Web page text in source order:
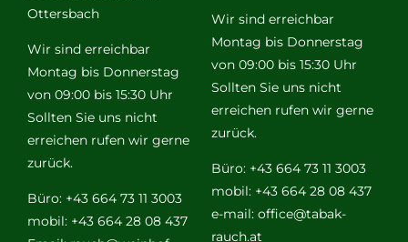
Ottersbach
Wir sind erreichbar
Montag bis Donnerstag
von 09:00 bis 15:30 Uhr
Sollten Sie uns nicht
erreichen rufen wir gerne
zurück.
Büro: +43 664 73 11 3003
mobil: +43 664 28 08 437
Wir sind erreichbar
Montag bis Donnerstag
von 09:00 bis 15:30 Uhr
Sollten Sie uns nicht
erreichen rufen wir gerne
zurück.
Büro: +43 664 73 11 3003
mobil: +43 664 28 08 437
e-mail: office@tabak-
rauch.at